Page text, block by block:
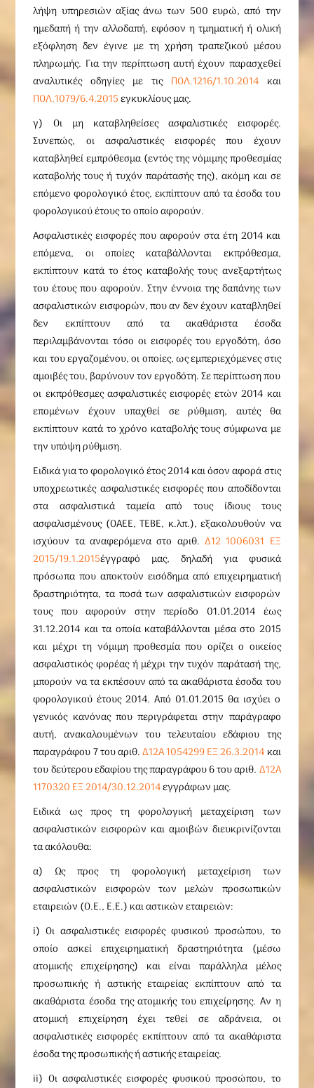
λήψη υπηρεσιών αξίας άνω των 500 ευρώ, από την
ημεδαπή ή την αλλοδαπή, εφόσον η τμηματική ή ολική
εξόφληση δεν έγινε με τη χρήση τραπεζικού μέσου
πληρωμής. Για την περίπτωση αυτή έχουν παρασχεθεί
αναλυτικές οδηγίες με τις ΠΟΛ.1216/1.10.2014και
ΠΟΛ.1079/6.4.2015εγκυκλίους μας.
γ) Οι μη καταβληθείσες ασφαλιστικές εισφορές.
Συνεπώς, οι ασφαλιστικές εισφορές που έχουν
καταβληθεί εμπρόθεσμα (εντός της νόμιμης προθεσμίας
καταβολής τους ή τυχόν παράτασής της), ακόμη και σε
επόμενο φορολογικό έτος, εκπίπτουν από τα έσοδα του
φορολογικού έτους το οποίο αφορούν.
Ασφαλιστικές εισφορές που αφορούν στα έτη 2014 και
επόμενα, οι οποίες καταβάλλονται εκπρόθεσμα,
εκπίπτουν κατά το έτος καταβολής τους ανεξαρτήτως
του έτους που αφορούν. Στην έννοια της δαπάνης των
ασφαλιστικών εισφορών, που αν δεν έχουν καταβληθεί
δεν εκπίπτουν από τα ακαθάριστα έσοδα
περιλαμβάνονται τόσο οι εισφορές του εργοδότη, όσο
και του εργαζομένου, οι οποίες, ως εμπεριεχόμενες στις
αμοιβές του, βαρύνουν τον εργοδότη. Σε περίπτωση που
οι εκπρόθεσμες ασφαλιστικές εισφορές ετών 2014 και
επομένων έχουν υπαχθεί σε ρύθμιση, αυτές θα
εκπίπτουν κατά το χρόνο καταβολής τους σύμφωνα με
την υπόψη ρύθμιση.
Ειδικά για το φορολογικό έτος 2014 και όσον αφορά στις
υποχρεωτικές ασφαλιστικές εισφορές που αποδίδονται
στα ασφαλιστικά ταμεία από τους ίδιους τους
ασφαλισμένους (ΟΑΕΕ, ΤΕΒΕ, κ.λπ.), εξακολουθούν να
ισχύουν τα αναφερόμενα στο αριθ. Δ12 1006031 ΕΞ
2015/19.1.2015έγγραφό μας, δηλαδή για φυσικά
πρόσωπα που αποκτούν εισόδημα από επιχειρηματική
δραστηριότητα, τα ποσά των ασφαλιστικών εισφορών
τους που αφορούν στην περίοδο 01.01.2014 έως
31.12.2014 και τα οποία καταβάλλονται μέσα στο 2015
και μέχρι τη νόμιμη προθεσμία που ορίζει ο οικείος
ασφαλιστικός φορέας ή μέχρι την τυχόν παράτασή της,
μπορούν να τα εκπέσουν από τα ακαθάριστα έσοδα του
φορολογικού έτους 2014. Από 01.01.2015 θα ισχύει ο
γενικός κανόνας που περιγράφεται στην παράγραφο
αυτή, ανακαλουμένων του τελευταίου εδάφιου της
παραγράφου 7 του αριθ.Δ12Α 1054299 ΕΞ 26.3.2014 και
του δεύτερου εδαφίου της παραγράφου 6 του αριθ. Δ12Α
1170320 ΕΞ 2014/30.12.2014εγγράφων μας.
Ειδικά ως προς τη φορολογική μεταχείριση των
ασφαλιστικών εισφορών και αμοιβών διευκρινίζονται
τα ακόλουθα:
α) Ως προς τη φορολογική μεταχείριση των
ασφαλιστικών εισφορών των μελών προσωπικών
εταιρειών (Ο.Ε., Ε.Ε.) και αστικών εταιρειών:
i) Οι ασφαλιστικές εισφορές φυσικού προσώπου, το
οποίο ασκεί επιχειρηματική δραστηριότητα (μέσω
ατομικής επιχείρησης) και είναι παράλληλα μέλος
προσωπικής ή αστικής εταιρείας εκπίπτουν από τα
ακαθάριστα έσοδα της ατομικής του επιχείρησης. Αν η
ατομική επιχείρηση έχει τεθεί σε αδράνεια, οι
ασφαλιστικές εισφορές εκπίπτουν από τα ακαθάριστα
έσοδα της προσωπικής ή αστικής εταιρείας.
ii) Οι ασφαλιστικές εισφορές φυσικού προσώπου, το